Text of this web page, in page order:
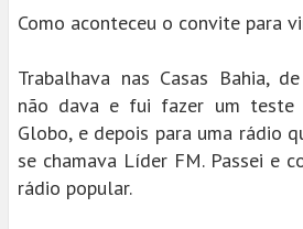
Como aconteceu o convite para
Trabalhava nas Casas Bahia,
não dava e fui fazer um teste
Globo, e depois para uma rádio
se chamava Líder FM. Passei e
rádio popular.